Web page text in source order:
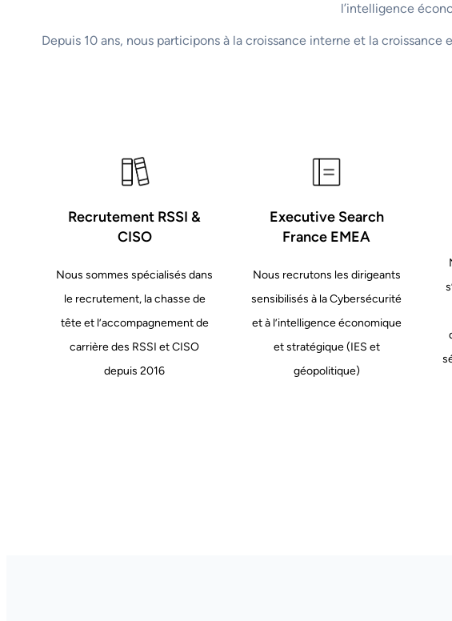
l’intelligence
Depuis 10 ans, nous participons à la croissance interne et la
Recrutement RSSI &
CISO
Nous sommes spécialisés dans
le recrutement, la chasse de
tête et l’accompagnement de
carrière des RSSI et CISO
depuis 2016
Executive Search
France EMEA
Nous recrutons les dirigeants
sensibilisés à la Cybersécurité
et à l’intelligence économique
et stratégique (IES et
géopolitique)